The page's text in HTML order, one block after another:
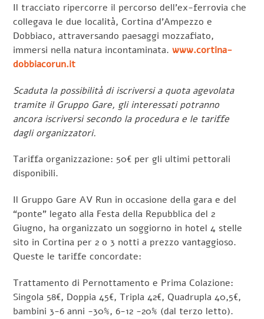
Il tracciato ripercorre il percorso dell’ex-ferrovia che
collegava le due località, Cortina d’Ampezzo e
Dobbiaco, attraversando paesaggi mozzafiato,
immersi nella natura incontaminata.www.cortina-
dobbiacorun.it
Scaduta la possibilità di iscriversi a quota agevolata
tramite il Gruppo Gare, gli interessati potranno
ancora iscriversi secondo la procedura e le tariffe
dagli organizzatori.
Tariffa organizzazione: 50€ per gli ultimi pettorali
disponibili.
Il Gruppo Gare AV Run in occasione della gara e del
“ponte” legato alla Festa della Repubblica del 2
Giugno, ha organizzato un soggiorno in hotel 4 stelle
sito in Cortina per 2 o 3 notti a prezzo vantaggioso.
Queste le tariffe concordate:
Trattamento di Pernottamento e Prima Colazione:
Singola 58€, Doppia 45€, Tripla 42€, Quadrupla 40,5€,
bambini 3-6 anni -30%, 6-12 -20% (dal terzo letto).